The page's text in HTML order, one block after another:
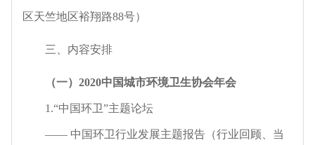
区天竺地区裕翔路88号）
三、内容安排
（一）2020中国城市环境卫生协会年会
1.“中国环卫”主题论坛
—— 中国环卫行业发展主题报告（行业回顾、当